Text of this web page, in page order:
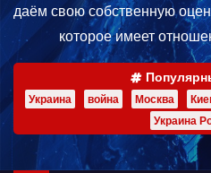
е
р
ж
м
даём свою собственную
которое имеет
Украина война Москва
Украина